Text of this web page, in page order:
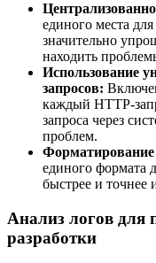
единого места
значительно
находить
Использование
запросов:
каждый HTTP-
запроса через
проблем.
Форматирование
единого формата
быстрее и точнее
Анализ логов для
разработки